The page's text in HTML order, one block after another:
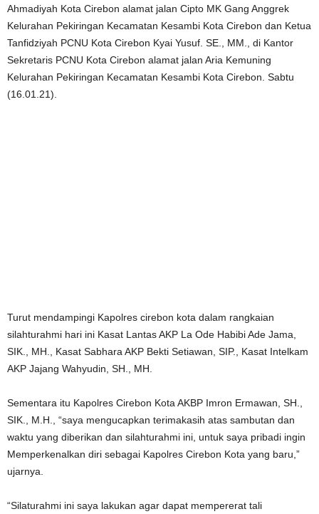
Ahmadiyah Kota Cirebon alamat jalan Cipto MK Gang Anggrek
Kelurahan Pekiringan Kecamatan Kesambi Kota Cirebon dan Ketua
Tanfidziyah PCNU Kota Cirebon Kyai Yusuf. SE., MM., di Kantor
Sekretaris PCNU Kota Cirebon alamat jalan Aria Kemuning
Kelurahan Pekiringan Kecamatan Kesambi Kota Cirebon. Sabtu
(16.01.21).
Turut mendampingi Kapolres cirebon kota dalam rangkaian
silahturahmi hari ini Kasat Lantas AKP La Ode Habibi Ade Jama,
SIK., MH., Kasat Sabhara AKP Bekti Setiawan, SIP., Kasat Intelkam
AKP Jajang Wahyudin, SH., MH.
Sementara itu Kapolres Cirebon Kota AKBP Imron Ermawan, SH.,
SIK., M.H., “saya mengucapkan terimakasih atas sambutan dan
waktu yang diberikan dan silahturahmi ini, untuk saya pribadi ingin
Memperkenalkan diri sebagai Kapolres Cirebon Kota yang baru,”
ujarnya.
“Silaturahmi ini saya lakukan agar dapat mempererat tali